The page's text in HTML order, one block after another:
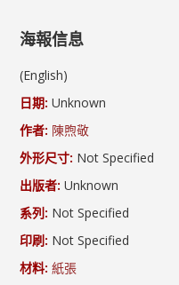
海報信息
(English)
日期: Unknown
作者: 陳煦敬
外形尺寸: Not Specified
出版者: Unknown
系列: Not Specified
印刷: Not Specified
材料: 紙張